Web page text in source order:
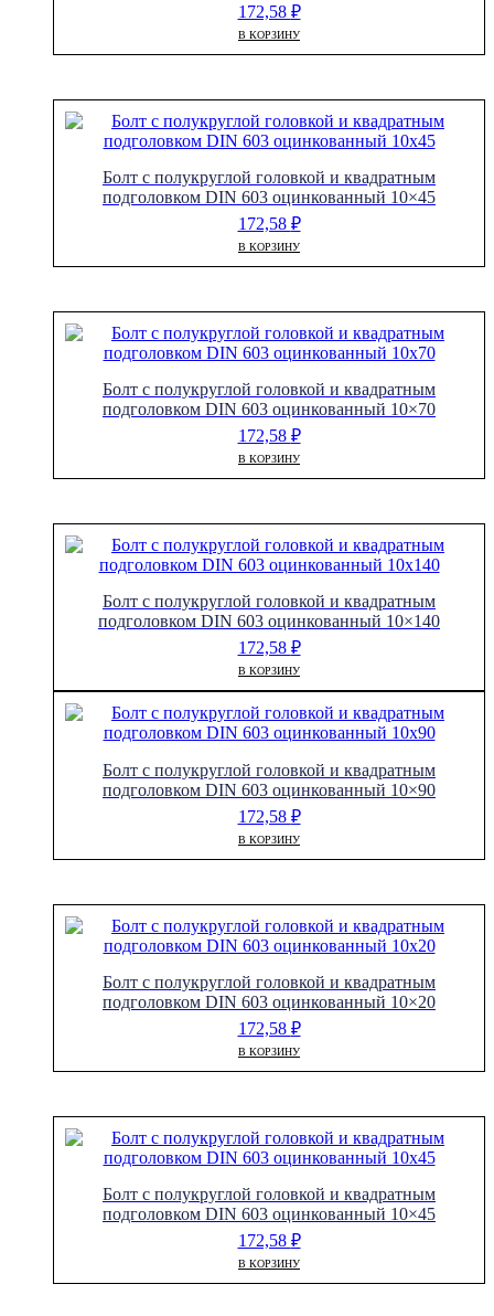
172,58 ₽
В КОРЗИНУ
Болт с полукруглой головкой и квадратным
подголовком DIN 603 оцинкованный 10×45
172,58 ₽
В КОРЗИНУ
Болт с полукруглой головкой и квадратным
подголовком DIN 603 оцинкованный 10×70
172,58 ₽
В КОРЗИНУ
Болт с полукруглой головкой и квадратным
подголовком DIN 603 оцинкованный 10×140
172,58 ₽
В КОРЗИНУ
Болт с полукруглой головкой и квадратным
подголовком DIN 603 оцинкованный 10×90
172,58 ₽
В КОРЗИНУ
Болт с полукруглой головкой и квадратным
подголовком DIN 603 оцинкованный 10×20
172,58 ₽
В КОРЗИНУ
Болт с полукруглой головкой и квадратным
подголовком DIN 603 оцинкованный 10×45
172,58 ₽
В КОРЗИНУ